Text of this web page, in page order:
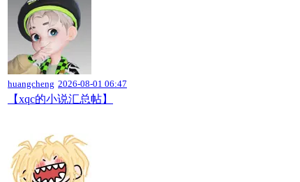
huangcheng 2026-08-01 06:47
【xqc的小说汇总帖】